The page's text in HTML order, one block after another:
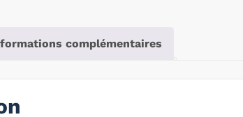
complémentaires